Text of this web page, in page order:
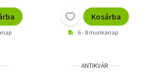
Kosárba
6 - 8 munkanap
ANTIKVÁR